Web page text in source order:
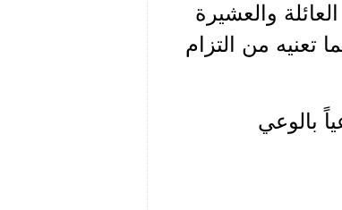
والعشيرة
تعنيه من التزام
بالوعي